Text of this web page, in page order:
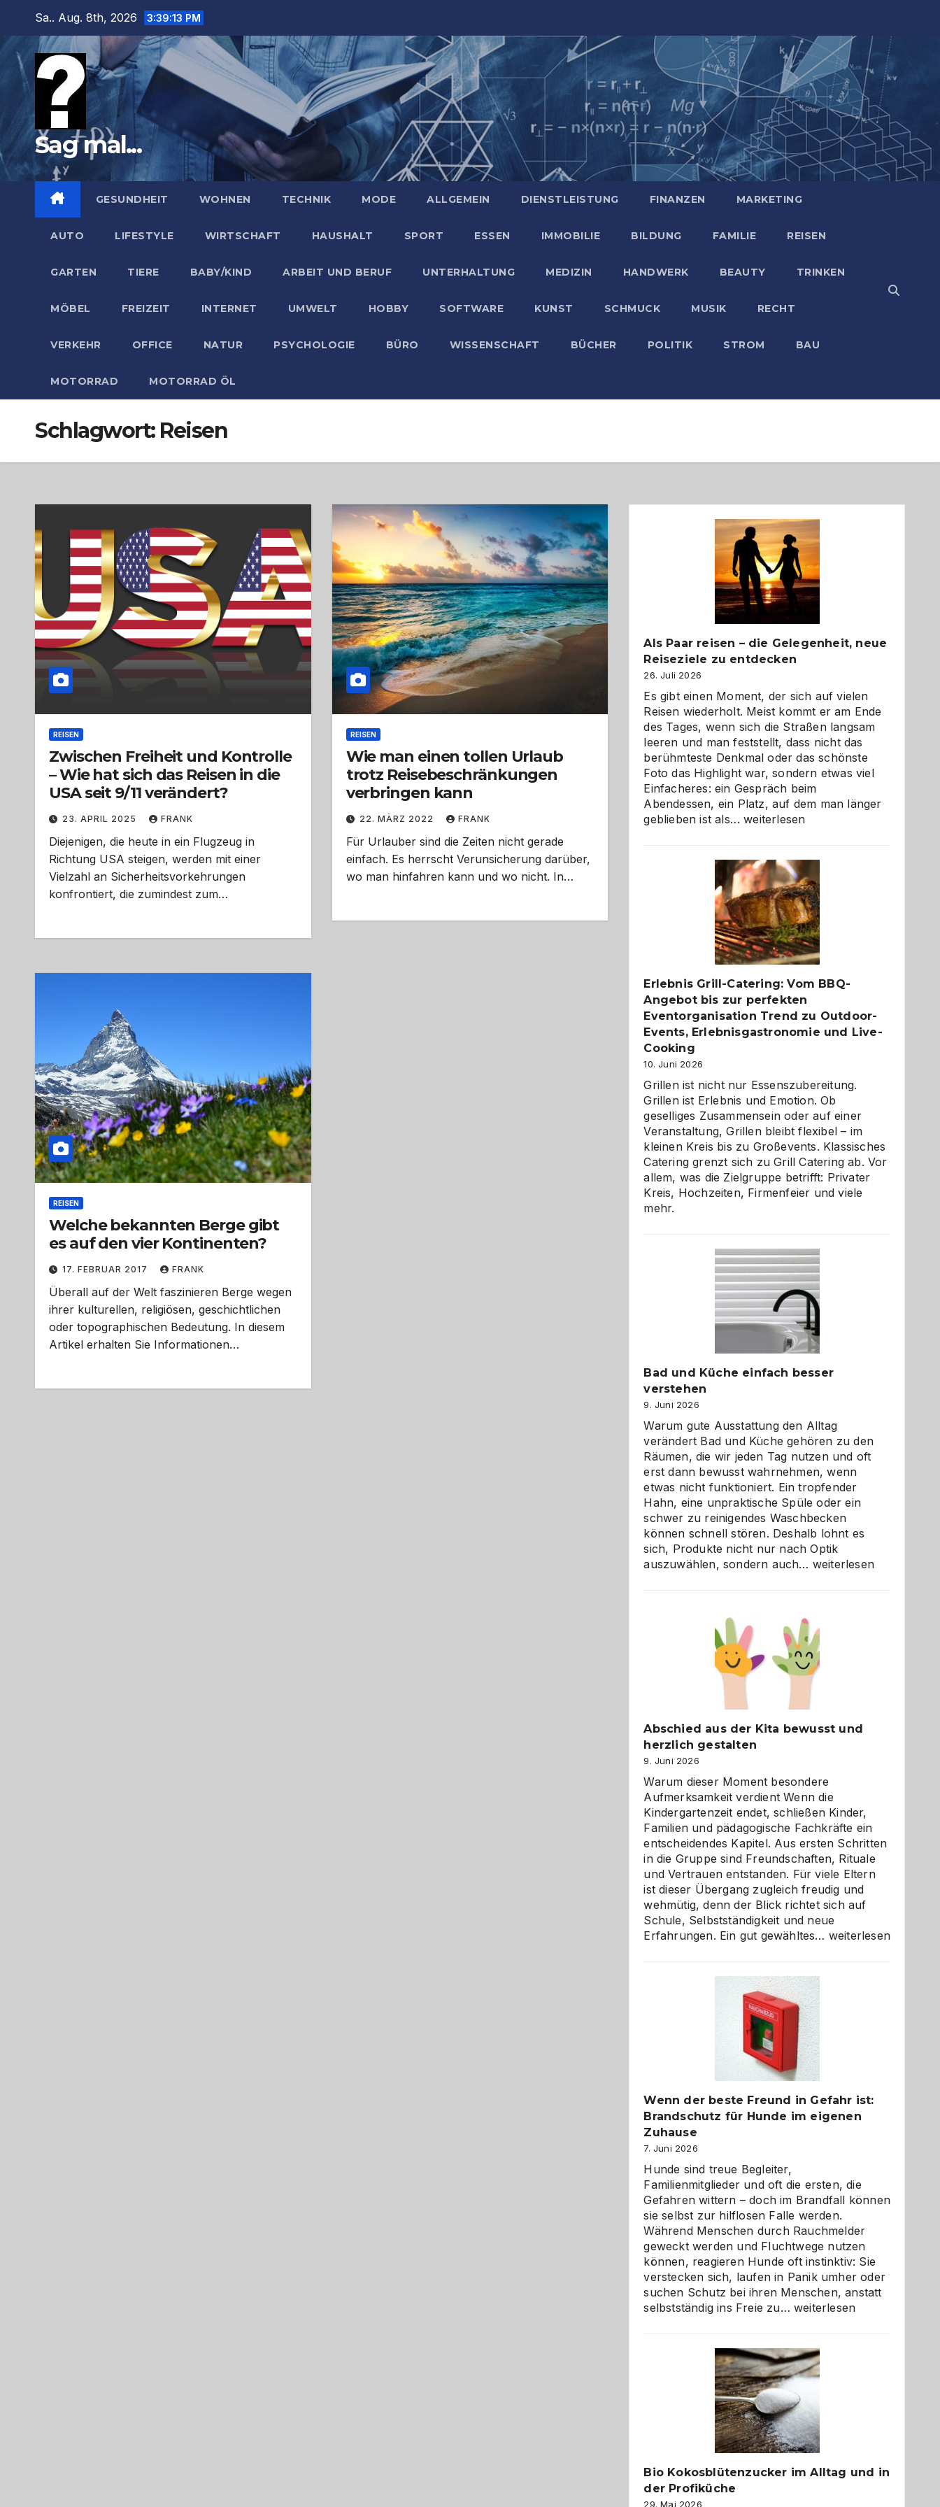
springen
Sa.. Aug. 8th, 2026 3:39:14 PM
Sag mal...
GESUNDHEIT WOHNEN TECHNIK MODE ALLGEMEIN DIENSTLEISTUNG FINANZEN MARKETING
AUTO LIFESTYLE WIRTSCHAFT HAUSHALT SPORT ESSEN IMMOBILIE BILDUNG FAMILIE REISEN
GARTEN TIERE BABY/KIND ARBEIT UND BERUF UNTERHALTUNG MEDIZIN HANDWERK BEAUTY TRINKEN
MÖBEL FREIZEIT INTERNET UMWELT HOBBY SOFTWARE KUNST SCHMUCK MUSIK RECHT
VERKEHR OFFICE NATUR PSYCHOLOGIE BÜRO WISSENSCHAFT BÜCHER POLITIK STROM BAU
MOTORRAD MOTORRAD ÖL
Schlagwort: Reisen
REISEN
Zwischen Freiheit und Kontrolle
– Wie hat sich das Reisen in die
USA seit 9/11 verändert?
23. APRIL 2025 FRANK
Diejenigen, die heute in ein Flugzeug in
Richtung USA steigen, werden mit einer
Vielzahl an Sicherheitsvorkehrungen
konfrontiert, die zumindest zum…
REISEN
Wie man einen tollen Urlaub
trotz Reisebeschränkungen
verbringen kann
22. MÄRZ 2022 FRANK
Für Urlauber sind die Zeiten nicht gerade
einfach. Es herrscht Verunsicherung darüber,
wo man hinfahren kann und wo nicht. In…
REISEN
Welche bekannten Berge gibt
es auf den vier Kontinenten?
17. FEBRUAR 2017 FRANK
Überall auf der Welt faszinieren Berge wegen
ihrer kulturellen, religiösen, geschichtlichen
oder topographischen Bedeutung. In diesem
Artikel erhalten Sie Informationen…
Als Paar reisen – die Gelegenheit, neue
Reiseziele zu entdecken
26. Juli 2026
Es gibt einen Moment, der sich auf vielen
Reisen wiederholt. Meist kommt er am Ende
des Tages, wenn sich die Straßen langsam
leeren und man feststellt, dass nicht das
berühmteste Denkmal oder das schönste
Foto das Highlight war, sondern etwas viel
Einfacheres: ein Gespräch beim
Abendessen, ein Platz, auf dem man länger
geblieben ist als…Als
–
die
Gelegenheit,
neue
Reiseziele
zu
entdecken
weiterlesen
Erlebnis Grill-Catering: Vom BBQ-
Angebot bis zur perfekten
Eventorganisation Trend zu Outdoor-
Events, Erlebnisgastronomie und Live-
Cooking
10. Juni 2026
Grillen ist nicht nur Essenszubereitung.
Grillen ist Erlebnis und Emotion. Ob
geselliges Zusammensein oder auf einer
Veranstaltung, Grillen bleibt flexibel – im
kleinen Kreis bis zu Großevents. Klassisches
Catering grenzt sich zu Grill Catering ab. Vor
allem, was die Zielgruppe betrifft: Privater
Kreis, Hochzeiten, Firmenfeier und viele
mehr.
Bad und Küche einfach besser
verstehen
9. Juni 2026
Warum gute Ausstattung den Alltag
verändert Bad und Küche gehören zu den
Räumen, die wir jeden Tag nutzen und oft
erst dann bewusst wahrnehmen, wenn
etwas nicht funktioniert. Ein tropfender
Hahn, eine unpraktische Spüle oder ein
schwer zu reinigendes Waschbecken
können schnell stören. Deshalb lohnt es
sich, Produkte nicht nur nach Optik
auszuwählen, sondern auch… Bad
besser
verstehen
weiterlesen
Abschied aus der Kita bewusst und
herzlich gestalten
9. Juni 2026
Warum dieser Moment besondere
Aufmerksamkeit verdient Wenn die
Kindergartenzeit endet, schließen Kinder,
Familien und pädagogische Fachkräfte ein
entscheidendes Kapitel. Aus ersten Schritten
in die Gruppe sind Freundschaften, Rituale
und Vertrauen entstanden. Für viele Eltern
ist dieser Übergang zugleich freudig und
wehmütig, denn der Blick richtet sich auf
Schule, Selbstständigkeit und neue
Erfahrungen. Ein gut gewähltes… Abschied
weiterlesen
Wenn der beste Freund in Gefahr ist:
Brandschutz für Hunde im eigenen
Zuhause
7. Juni 2026
Hunde sind treue Begleiter,
Familienmitglieder und oft die ersten, die
Gefahren wittern – doch im Brandfall können
sie selbst zur hilflosen Falle werden.
Während Menschen durch Rauchmelder
geweckt werden und Fluchtwege nutzen
können, reagieren Hunde oft instinktiv: Sie
verstecken sich, laufen in Panik umher oder
suchen Schutz bei ihren Menschen, anstatt
selbstständig ins Freie zu… Wenn
Freund
in
Gefahr
ist:
Brandschutz
für
Hunde
eigenen
weiterlesen
Bio Kokosblütenzucker im Alltag und in
der Profiküche
29. Mai 2026